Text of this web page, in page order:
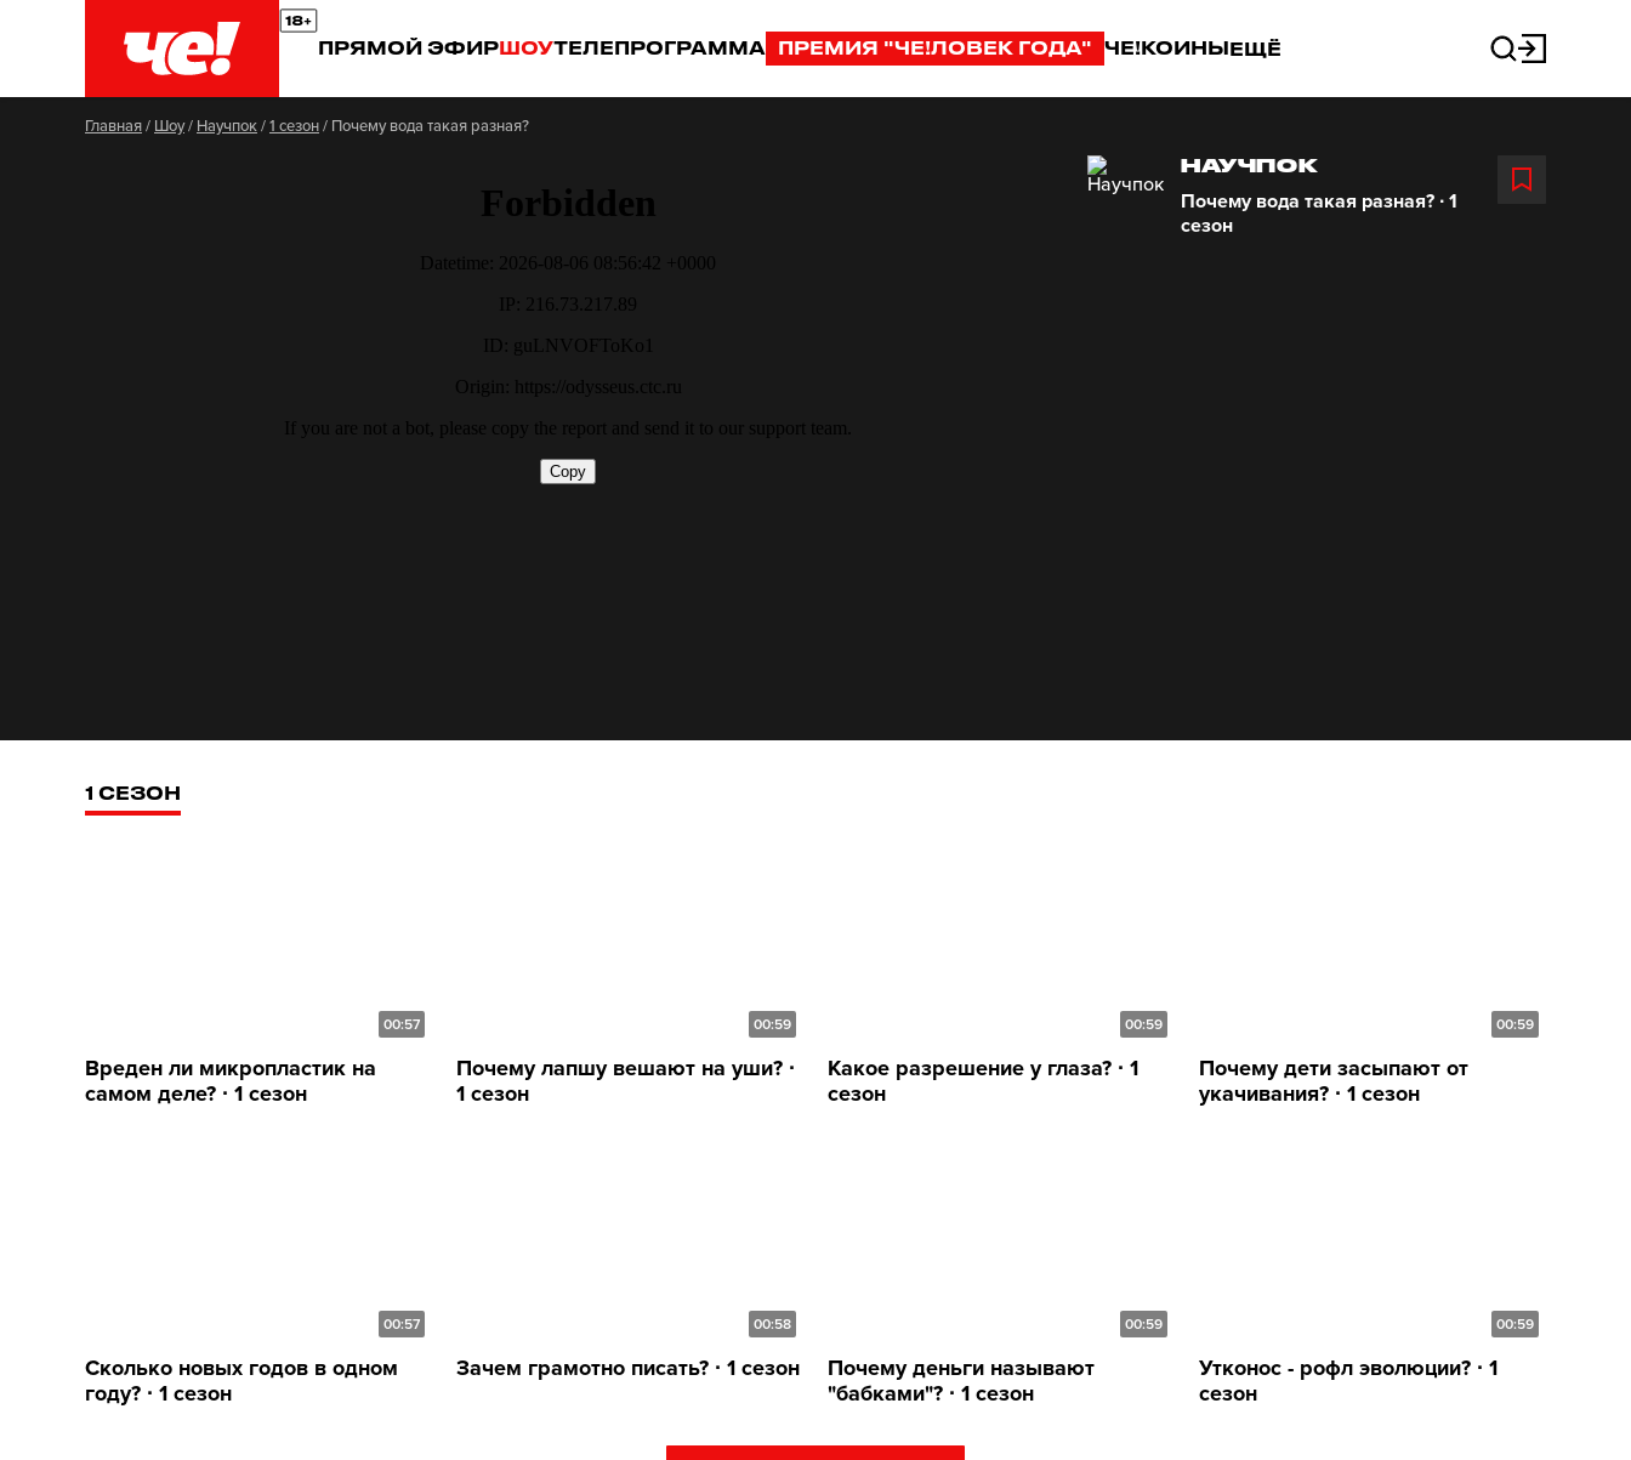
ПРЯМОЙ ЭФИРШОУТЕЛЕПРОГРАММА ПРЕМИЯ "ЧЕ!ЛОВЕК ГОДА" ЧЕ!КОИНЫЕЩЁ
Главная/ Шоу/ Научпок/1 сезон/ Почему вода такая разная?
НАУЧПОК
Почему вода такая разная? ∙ 1
сезон
1 СЕЗОН
00:57
Вреден ли микропластик на
самом деле? ∙ 1 сезон
00:59
Почему лапшу вешают на уши? ∙
1 сезон
00:59
Какое разрешение у глаза? ∙ 1
сезон
00:59
Почему дети засыпают от
укачивания? ∙ 1 сезон
00:57
Сколько новых годов в одном
году? ∙ 1 сезон
00:58
Зачем грамотно писать? ∙ 1 сезон
00:59
Почему деньги называют
"бабками"? ∙ 1 сезон
00:59
Утконос - рофл эволюции? ∙ 1
сезон